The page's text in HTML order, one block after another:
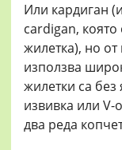
Или кардиган
cardigan, която
жилетка), но
използва
жилетки са без
извивка или
два реда